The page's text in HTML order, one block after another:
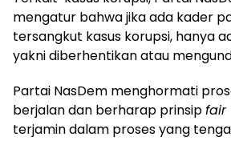
mengatur bahwa jika ada kader
tersangkut kasus korupsi, hanya
yakni diberhentikan atau
Partai NasDem menghormati
berjalan dan berharap prinsipfair
terjamin dalam proses yang